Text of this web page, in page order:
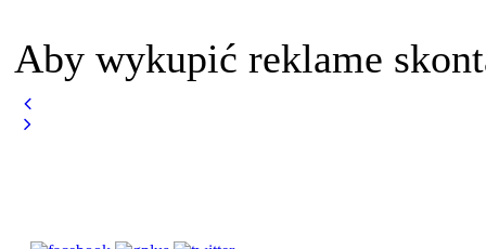
Aby wykupić reklame